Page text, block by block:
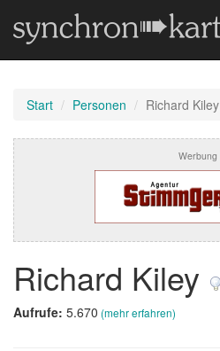
Start Personen Richard Kiley
Werbung
Richard Kiley
Aufrufe: 5.670 (mehr erfahren)